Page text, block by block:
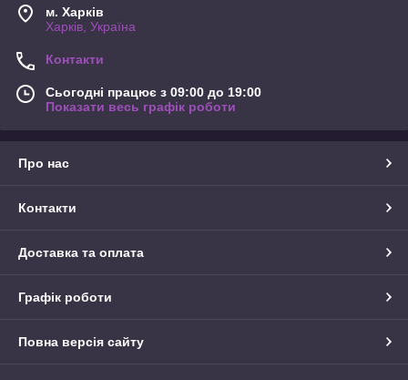
м. Харків
Харків, Україна
Контакти
Сьогодні працює з 09:00 до 19:00
Показати весь графік роботи
Про нас
Контакти
Доставка та оплата
Графік роботи
Повна версія сайту